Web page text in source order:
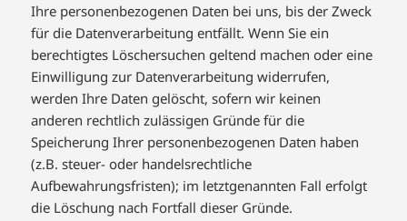
Ihre personenbezogenen Daten bei uns, bis der Zweck
für die Datenverarbeitung entfällt. Wenn Sie ein
berechtigtes Löschersuchen geltend machen oder eine
Einwilligung zur Datenverarbeitung widerrufen,
werden Ihre Daten gelöscht, sofern wir keinen
anderen rechtlich zulässigen Gründe für die
Speicherung Ihrer personenbezogenen Daten haben
(z.B. steuer- oder handelsrechtliche
Aufbewahrungsfristen); im letztgenannten Fall erfolgt
die Löschung nach Fortfall dieser Gründe.